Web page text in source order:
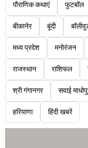
पौराणिक कथाएं फुटबॉल
बीकानेर बूंदी
मध्य प्रदेश मनोरंजन
राजस्थान राशिफल
श्री गंगानगर सवाई
हरियाणा हिंदी खबरें